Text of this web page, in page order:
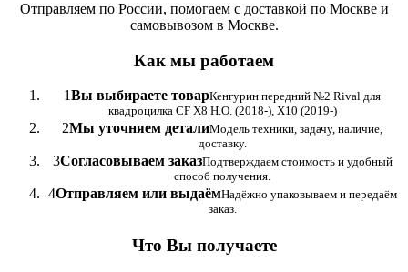
Отправляем по России, помогаем с доставкой по Москве и
самовывозом в Москве.
Как мы работаем
1Вы выбираете товарКенгурин передний №2 Rival для
квадроцилка CF Х8 Н.О. (2018-), X10 (2019-)
2Мы уточняем деталиМодель техники, задачу, наличие,
доставку.
3Согласовываем заказПодтверждаем стоимость и удобный
способ получения.
4Отправляем или выдаёмНадёжно упаковываем и передаём
заказ.
Что Вы получаете